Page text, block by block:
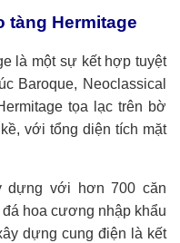
tàng Hermitage
là một sự kết hợp tuyệt
Baroque, Neoclassical
tọa lạc trên bờ
với tổng diện tích mặt
dựng với hơn 700 căn
hoa cương nhập khẩu
dựng cung điện là kết